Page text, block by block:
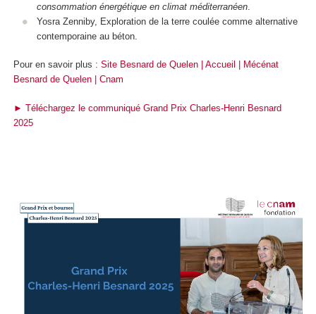
consommation énergétique en climat méditerranéen.
Yosra Zenniby, Exploration de la terre coulée comme alternative
contemporaine au béton.
Pour en savoir plus : Site Besnard de Quelen | Accueil | Mécénat
Besnard de Quelen | Cnam
► Téléchargez le communiqué Grand Prix Charles-Henri Besnard
2025